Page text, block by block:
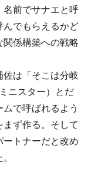
名前でサナエと呼
んでもらえるかど
関係構築への戦略
佐は「そこは分岐
ニスター）とだ
で呼ばれるよう
ず作る。そして
トナーだと改め